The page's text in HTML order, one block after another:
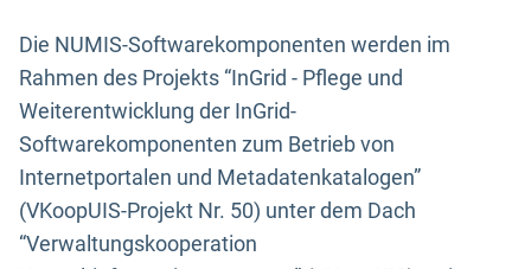
Die NUMIS-Softwarekomponenten werden im
Rahmen des Projekts “InGrid - Pflege und
Weiterentwicklung der InGrid-
Softwarekomponenten zum Betrieb von
Internetportalen und Metadatenkatalogen”
(VKoopUIS-Projekt Nr. 50) unter dem Dach
“Verwaltungskooperation